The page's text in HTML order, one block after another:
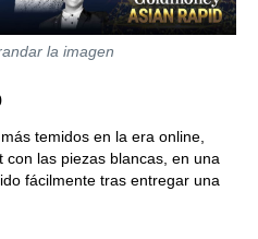
la imagen
temidos en la era online,
las piezas blancas, en una
fácilmente tras entregar una